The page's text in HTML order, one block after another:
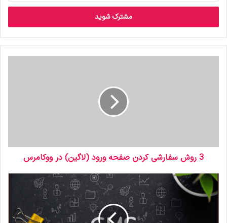
خود
وارد
کنید
3 روش سفارشی کردن صفحه ورود (لاگین) در ووکامرس